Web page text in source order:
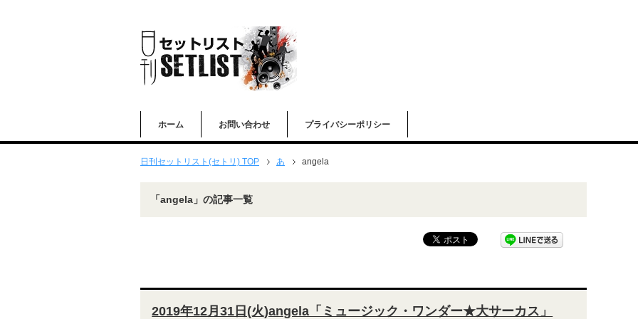
ホーム お問い合わせ プライバシーポリシー
日刊セットリスト(セトリ) TOP あ angela
「angela」の記事一覧
2019年12月31日(火)angela「ミュージック・ワンダー★大サーカス」